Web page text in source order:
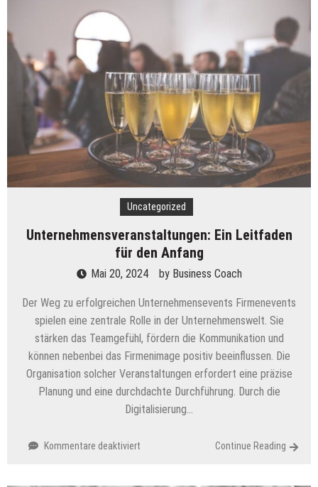
Kräften
auf
dem
deutschen
Markt
Uncategorized
Unternehmensveranstaltungen: Ein Leitfaden
für den Anfang
Mai 20, 2024 by Business Coach
Der Weg zu erfolgreichen Unternehmensevents Firmenevents
spielen eine zentrale Rolle in der Unternehmenswelt. Sie
stärken das Teamgefühl, fördern die Kommunikation und
können nebenbei das Firmenimage positiv beeinflussen. Die
Organisation solcher Veranstaltungen erfordert eine präzise
Planung und eine durchdachte Durchführung. Durch die
Digitalisierung…
Kommentare deaktiviert Continue Reading